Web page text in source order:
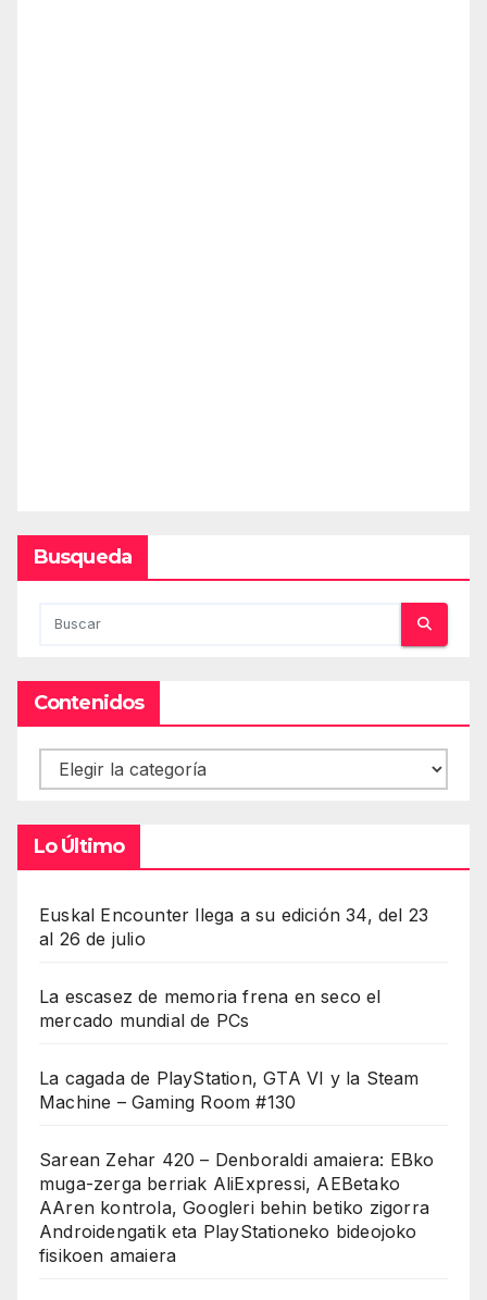
Busqueda
Contenidos
Contenidos
Lo Último
Euskal Encounter llega a su edición 34, del 23
al 26 de julio
La escasez de memoria frena en seco el
mercado mundial de PCs
La cagada de PlayStation, GTA VI y la Steam
Machine – Gaming Room #130
Sarean Zehar 420 – Denboraldi amaiera: EBko
muga-zerga berriak AliExpressi, AEBetako
AAren kontrola, Googleri behin betiko zigorra
Androidengatik eta PlayStationeko bideojoko
fisikoen amaiera